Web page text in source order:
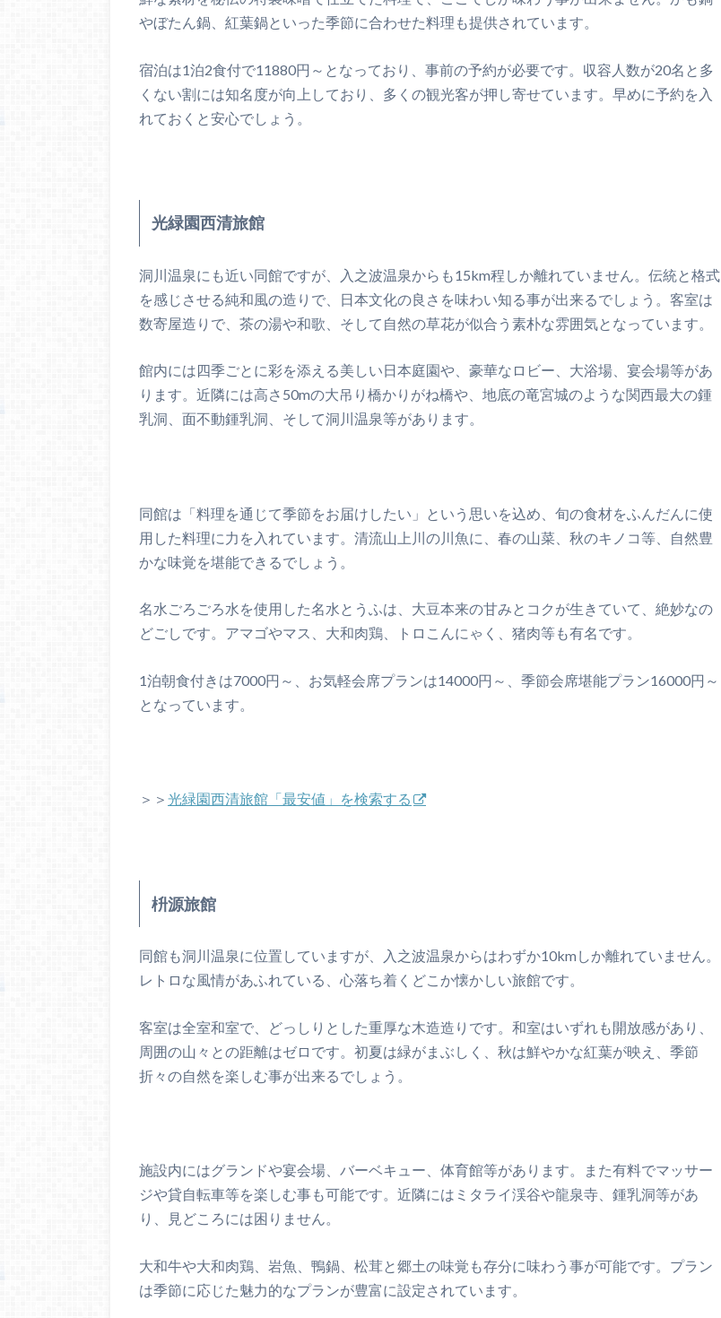
やぼたん鍋、紅葉鍋といった季節に合わせた料理も提供されています。
宿泊は1泊2食付で11880円～となっており、事前の予約が必要です。収容人数が20名と多
くない割には知名度が向上しており、多くの観光客が押し寄せています。早めに予約を入
れておくと安心でしょう。
光緑園西清旅館
洞川温泉にも近い同館ですが、入之波温泉からも15km程しか離れていません。伝統と格式
を感じさせる純和風の造りで、日本文化の良さを味わい知る事が出来るでしょう。客室は
数寄屋造りで、茶の湯や和歌、そして自然の草花が似合う素朴な雰囲気となっています。
館内には四季ごとに彩を添える美しい日本庭園や、豪華なロビー、大浴場、宴会場等があ
ります。近隣には高さ50mの大吊り橋かりがね橋や、地底の竜宮城のような関西最大の鍾
乳洞、面不動鍾乳洞、そして洞川温泉等があります。
同館は「料理を通じて季節をお届けしたい」という思いを込め、旬の食材をふんだんに使
用した料理に力を入れています。清流山上川の川魚に、春の山菜、秋のキノコ等、自然豊
かな味覚を堪能できるでしょう。
名水ごろごろ水を使用した名水とうふは、大豆本来の甘みとコクが生きていて、絶妙なの
どごしです。アマゴやマス、大和肉鶏、トロこんにゃく、猪肉等も有名です。
1泊朝食付きは7000円～、お気軽会席プランは14000円～、季節会席堪能プラン16000円～
となっています。
＞＞ 光緑園西清旅館「最安値」を検索する
枡源旅館
同館も洞川温泉に位置していますが、入之波温泉からはわずか10kmしか離れていません。
レトロな風情があふれている、心落ち着くどこか懐かしい旅館です。
客室は全室和室で、どっしりとした重厚な木造造りです。和室はいずれも開放感があり、
周囲の山々との距離はゼロです。初夏は緑がまぶしく、秋は鮮やかな紅葉が映え、季節
折々の自然を楽しむ事が出来るでしょう。
施設内にはグランドや宴会場、バーベキュー、体育館等があります。また有料でマッサー
ジや貸自転車等を楽しむ事も可能です。近隣にはミタライ渓谷や龍泉寺、鍾乳洞等があ
り、見どころには困りません。
大和牛や大和肉鶏、岩魚、鴨鍋、松茸と郷土の味覚も存分に味わう事が可能です。プラン
は季節に応じた魅力的なプランが豊富に設定されています。